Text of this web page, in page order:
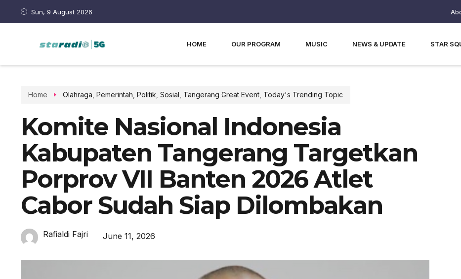
Sun, 9 August 2026
HOME OUR PROGRAM MUSIC NEWS & UPDATE STAR
Home Olahraga Pemerintah Politik Sosial Tangerang Great Event, Today's Trending Topic
Komite Nasional Indonesia
Kabupaten Tangerang Targetkan
Porprov VII Banten 2026 Atlet
Cabor Sudah Siap Dilombakan
Rafialdi Fajri June 11, 2026